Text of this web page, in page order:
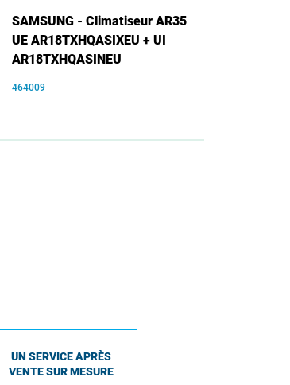
SAMSUNG - Climatiseur AR35
UE AR18TXHQASIXEU + UI
AR18TXHQASINEU
464009
UN SERVICE APRÈS
VENTE SUR MESURE